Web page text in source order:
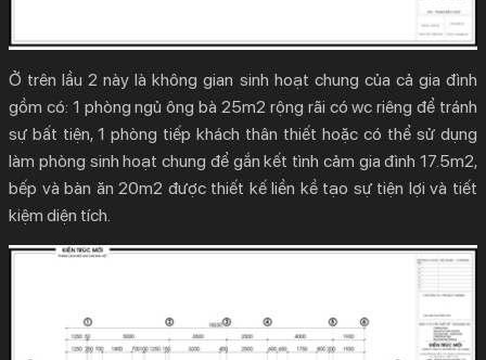
Ở trên lầu 2 này là không gian sinh hoạt chung của cả gia đình
gồm có: 1 phòng ngủ ông bà 25m2 rộng rãi có wc riêng để tránh
sự bất tiện, 1 phòng tiếp khách thân thiết hoặc có thể sử dụng
làm phòng sinh hoạt chung để gắn kết tình cảm gia đình 17.5m2,
bếp và bàn ăn 20m2 được thiết kế liền kề tạo sự tiện lợi và tiết
kiệm diện tích.